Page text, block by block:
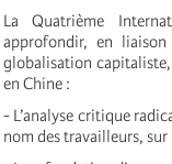
La Quatrième
approfondir, en
globalisation capitaliste,
en Chine :
- L’analyse critique
nom des travailleurs,